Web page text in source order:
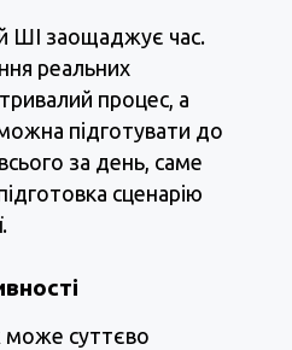
ШІ заощаджує час.
реальних
процес, а
підготувати до
за день, саме
сценарію
може суттєво